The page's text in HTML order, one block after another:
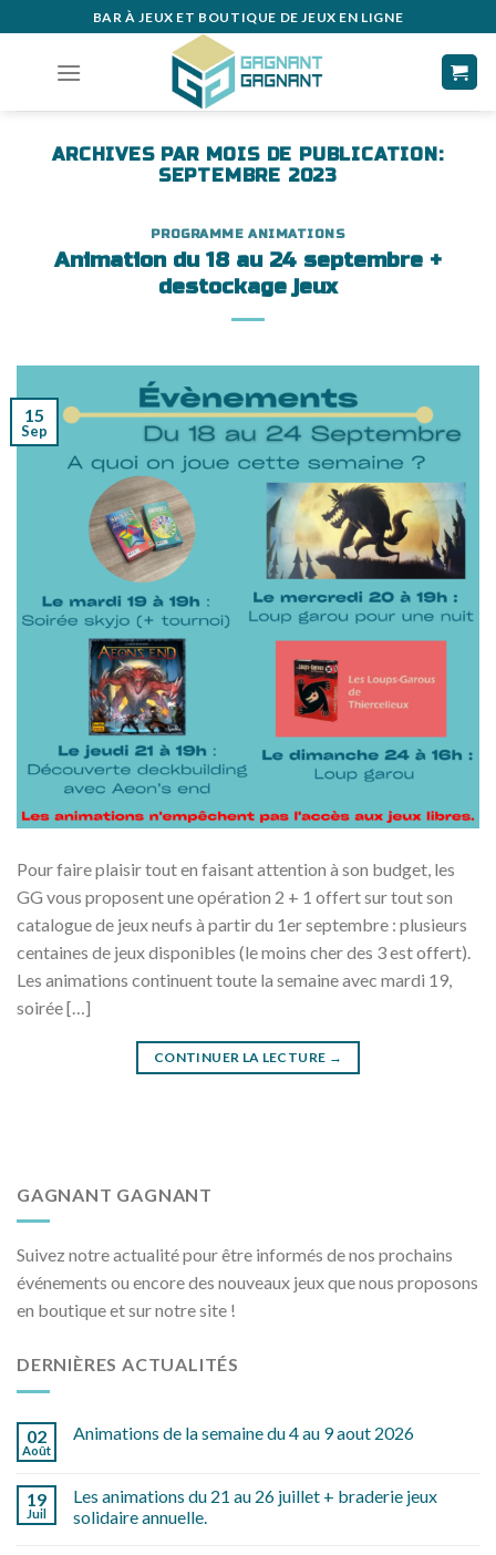
content
BAR À JEUX ET BOUTIQUE DE JEUX EN LIGNE
ARCHIVES PAR MOIS DE PUBLICATION:
SEPTEMBRE 2023
PROGRAMME ANIMATIONS
Animation du 18 au 24 septembre +
destockage jeux
15
Sep
Pour faire plaisir tout en faisant attention à son budget, les
GG vous proposent une opération 2 + 1 offert sur tout son
catalogue de jeux neufs à partir du 1er septembre : plusieurs
centaines de jeux disponibles (le moins cher des 3 est offert).
Les animations continuent toute la semaine avec mardi 19,
soirée […]
CONTINUER LA LECTURE →
GAGNANT GAGNANT
Suivez notre actualité pour être informés de nos prochains
événements ou encore des nouveaux jeux que nous proposons
en boutique et sur notre site !
DERNIÈRES ACTUALITÉS
02
Août
Animations de la semaine du 4 au 9 aout 2026
19
Juil
Les animations du 21 au 26 juillet + braderie jeux
solidaire annuelle.